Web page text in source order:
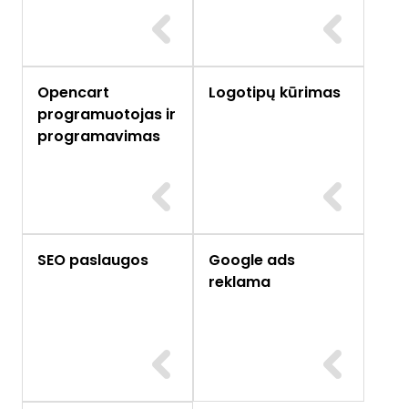
Opencart
programuotojas ir
programavimas
Logotipų kūrimas
SEO paslaugos
Google ads
reklama